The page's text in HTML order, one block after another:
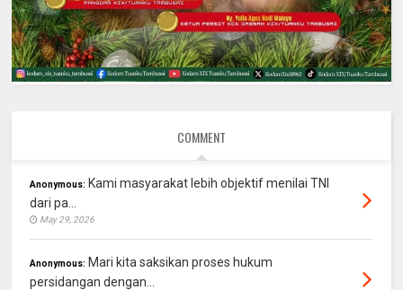
COMMENT
Anonymous: Kami masyarakat lebih objektif menilai TNI
dari pa...
May 29, 2026
Anonymous: Mari kita saksikan proses hukum
persidangan dengan...